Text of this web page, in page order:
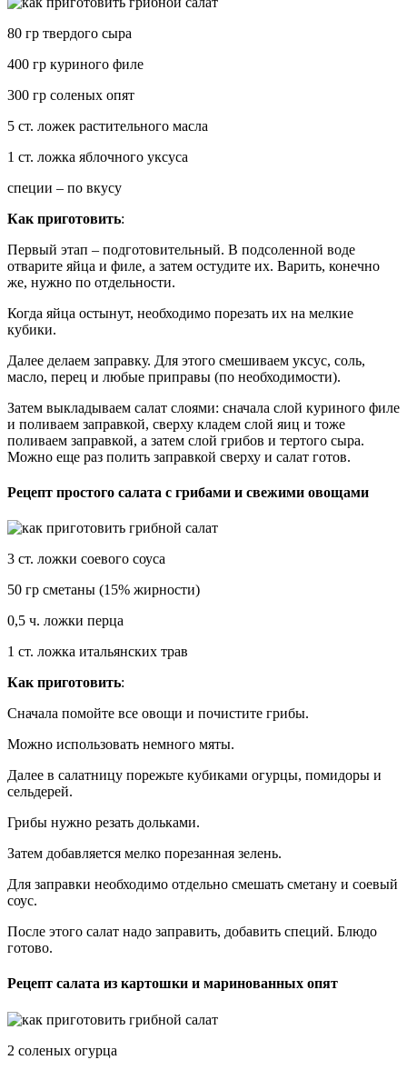
80 гр твердого сыра
400 гр куриного филе
300 гр соленых опят
5 ст. ложек растительного масла
1 ст. ложка яблочного уксуса
специи – по вкусу
Как приготовить:
Первый этап – подготовительный. В подсоленной воде
отварите яйца и филе, а затем остудите их. Варить, конечно
же, нужно по отдельности.
Когда яйца остынут, необходимо порезать их на мелкие
кубики.
Далее делаем заправку. Для этого смешиваем уксус, соль,
масло, перец и любые приправы (по необходимости).
Затем выкладываем салат слоями: сначала слой куриного филе
и поливаем заправкой, сверху кладем слой яиц и тоже
поливаем заправкой, а затем слой грибов и тертого сыра.
Можно еще раз полить заправкой сверху и салат готов.
Рецепт простого салата с грибами и свежими овощами
3 ст. ложки соевого соуса
50 гр сметаны (15% жирности)
0,5 ч. ложки перца
1 ст. ложка итальянских трав
Как приготовить:
Сначала помойте все овощи и почистите грибы.
Можно использовать немного мяты.
Далее в салатницу порежьте кубиками огурцы, помидоры и
сельдерей.
Грибы нужно резать дольками.
Затем добавляется мелко порезанная зелень.
Для заправки необходимо отдельно смешать сметану и соевый
соус.
После этого салат надо заправить, добавить специй. Блюдо
готово.
Рецепт салата из картошки и маринованных опят
2 соленых огурца